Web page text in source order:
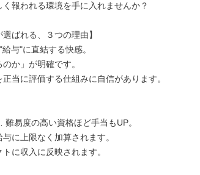
報われる環境を手に入れませんか？
ばれる、３つの理由】
与"に直結する快感。
か」が明確です。
当に評価する仕組みに自信があります。
易度の高い資格ほど手当もUP。
に上限なく加算されます。
に収入に反映されます。